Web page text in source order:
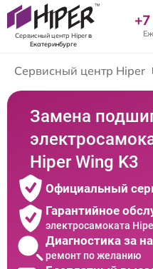
Сервисный центр Hiperв
Екатеринбурге
Сервисный центр Hiper
Замена
Hiper Wing K3
Официальный
Гарантийное
электросамоката
Диагностика за
ремонт по желанию